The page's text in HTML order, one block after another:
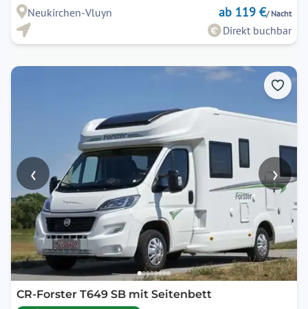
Neukirchen-Vluyn
ab 119 €/ Nacht
Direkt buchbar
‹ ›
CR-Forster T649 SB mit Seitenbett